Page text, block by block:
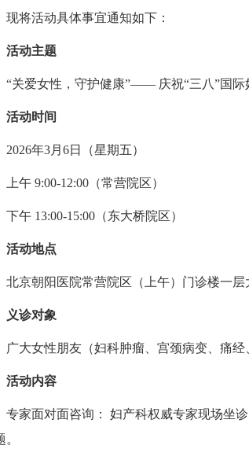
活动具体事宜通知如下：
动主题
爱女性，守护健康”—— 庆祝“三八”国际
动时间
年3月6日（星期五）
9:00-12:00（常营院区）
13:00-15:00（东大桥院区）
动地点
朝阳医院常营院区（上午）门诊楼一层
诊对象
女性朋友（妇科肿瘤、宫颈病变、痛经
动内容
面对面咨询： 妇产科权威专家现场坐诊